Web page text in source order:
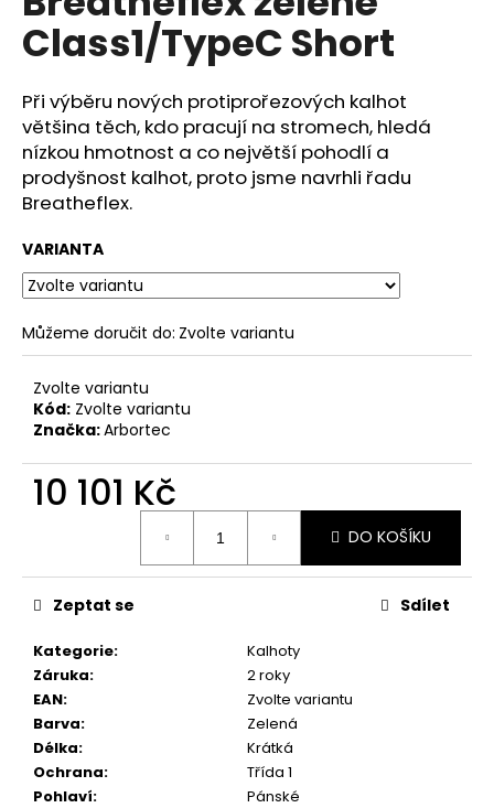
5
hvězdiček.
Class1/TypeC Short
Při výběru nových protiprořezových kalhot
většina těch, kdo pracují na stromech, hledá
nízkou hmotnost a co největší pohodlí a
prodyšnost kalhot, proto jsme navrhli řadu
Breatheflex.
VARIANTA
Můžeme doručit do: Zvolte variantu
Zvolte variantu
Kód: Zvolte variantu
Značka:Arbortec
10 101 Kč
DO KOŠÍKU
Kategorie:
Kalhoty
Záruka:
2 roky
EAN:
Zvolte variantu
Barva:
Zelená
Délka:
Krátká
Ochrana:
Třída 1
Pohlaví: Pánské
Zeptat se Sdílet
u
j
m
e